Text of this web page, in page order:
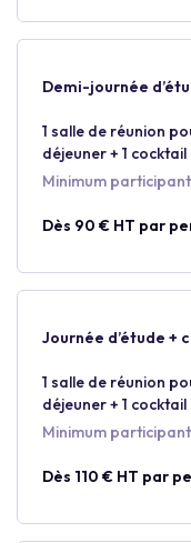
Demi-journée
1 salle de réunion
déjeuner + 1
Minimum
Dès 90 € HT par
Journée d’étude +
1 salle de réunion
déjeuner + 1
Minimum
Dès 110 € HT par